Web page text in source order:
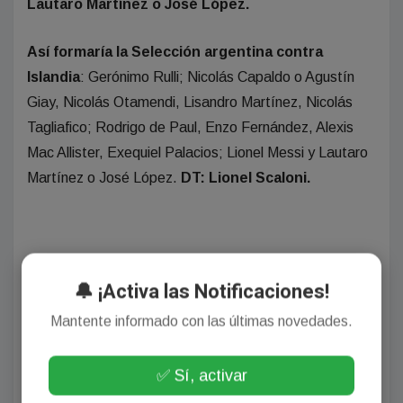
Lautaro Martínez o José López.
Así formaría la Selección argentina contra
Islandia: Gerónimo Rulli; Nicolás Capaldo o Agustín
Giay, Nicolás Otamendi, Lisandro Martínez, Nicolás
Tagliafico; Rodrigo de Paul, Enzo Fernández, Alexis
Mac Allister, Exequiel Palacios; Lionel Messi y Lautaro
Martínez o José López. DT: Lionel Scaloni.
Autor: admin
Fuente:#AgenciaNA
🔔 ¡Activa las Notificaciones!
Mantente informado con las últimas novedades.
✅ Sí, activar